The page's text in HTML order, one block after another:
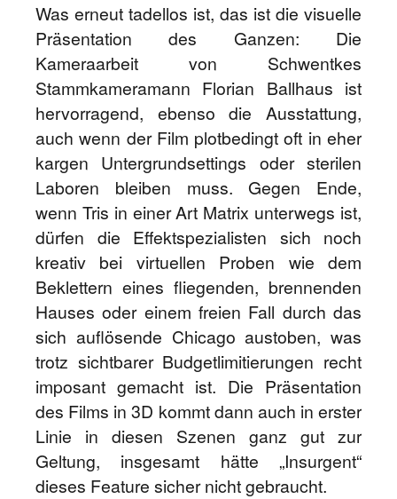
Was erneut tadellos ist, das ist die visuelle
Präsentation des Ganzen: Die
Kameraarbeit von Schwentkes
Stammkameramann Florian Ballhaus ist
hervorragend, ebenso die Ausstattung,
auch wenn der Film plotbedingt oft in eher
kargen Untergrundsettings oder sterilen
Laboren bleiben muss. Gegen Ende,
wenn Tris in einer Art Matrix unterwegs ist,
dürfen die Effektspezialisten sich noch
kreativ bei virtuellen Proben wie dem
Beklettern eines fliegenden, brennenden
Hauses oder einem freien Fall durch das
sich auflösende Chicago austoben, was
trotz sichtbarer Budgetlimitierungen recht
imposant gemacht ist. Die Präsentation
des Films in 3D kommt dann auch in erster
Linie in diesen Szenen ganz gut zur
Geltung, insgesamt hätte „Insurgent“
dieses Feature sicher nicht gebraucht.